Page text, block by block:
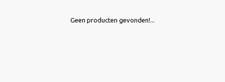
Geen producten gevonden!...